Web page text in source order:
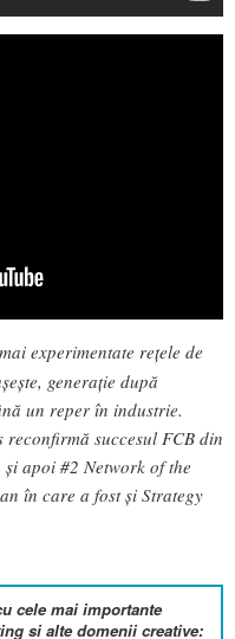
experimentate rețele de
generație după
un reper în industrie.
succesul FCB din
apoi #2 Network of the
în care a fost și Strategy
cele mai importante
si alte domenii creative: